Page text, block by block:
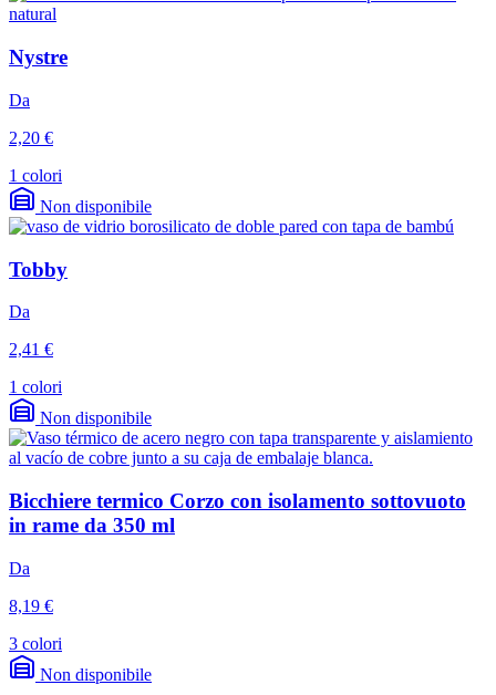
Nystre
Da
2,20 €
1 colori
Non disponibile
Tobby
Da
2,41 €
1 colori
Non disponibile
Bicchiere termico Corzo con isolamento sottovuoto
in rame da 350 ml
Da
8,19 €
3 colori
Non disponibile